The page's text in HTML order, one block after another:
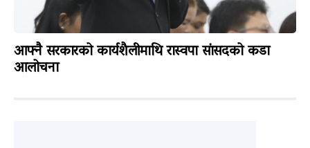
आफ्नै सरकारको कार्यशैलीमाथि रास्वपा सांसदको कडा
आलोचना